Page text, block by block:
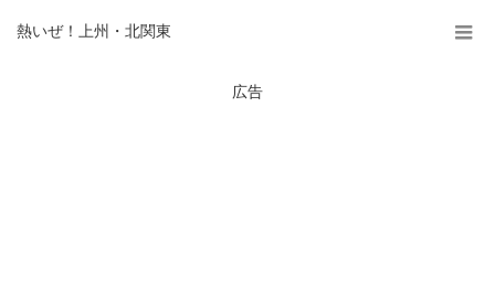
熱いぜ！上州・北関東
広告